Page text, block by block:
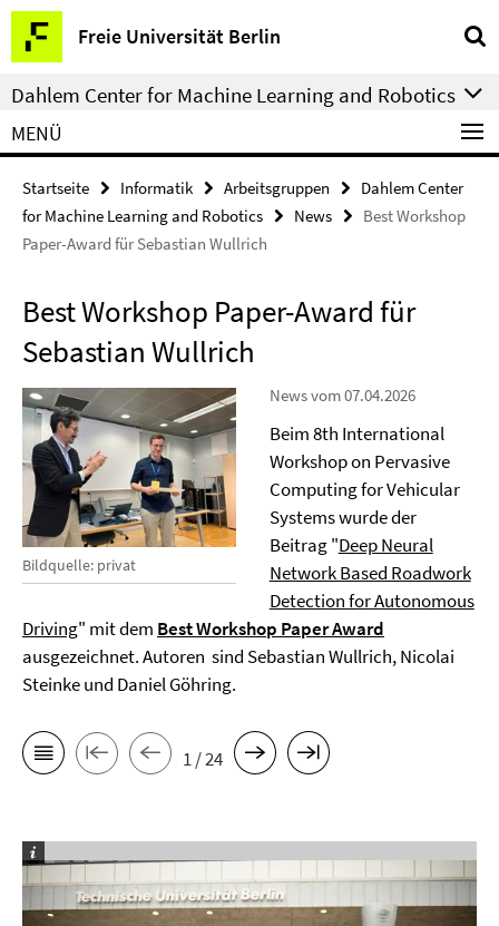
Springe
direkt
zu
Inhalt
Freie Universität Berlin
Service-
Navigation
Dahlem Center for Machine Learning and Robotics
MENÜ
Startseite Informatik Arbeitsgruppen
Dahlem Center
for Machine Learning and Robotics
News
Best Workshop
Paper-Award für Sebastian Wullrich
Best Workshop Paper-Award für
Sebastian Wullrich
Bildquelle: privat
News vom 07.04.2026
Beim 8th International
Workshop on Pervasive
Computing for Vehicular
Systems wurde der
Beitrag "Deep Neural
Network Based Roadwork
Detection for Autonomous
Driving" mit dem Best Workshop Paper Award
ausgezeichnet. Autoren sind Sebastian Wullrich, Nicolai
Steinke und Daniel Göhring.
1 / 24